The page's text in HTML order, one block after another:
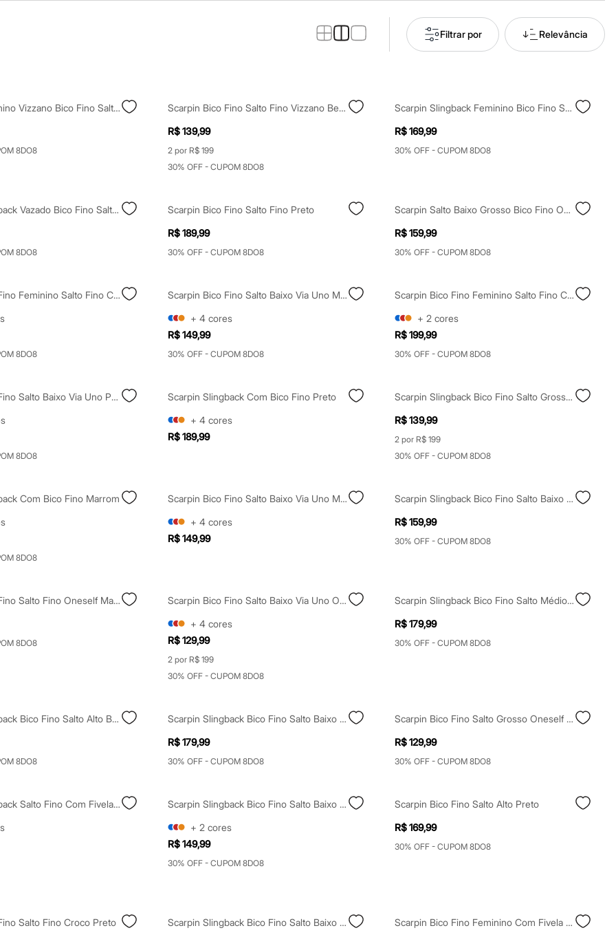
Filtrar por Relevância
Scarpin Feminino Vizzano Bico Fino Salto Médio Preto
8DO8
Scarpin Bico Fino Salto Fino Vizzano Bege
R$ 139,99
2 por R$ 199
30% OFF - CUPOM 8DO8
Scarpin Slingback Feminino Bico Fino Salto Grosso Preto
R$ 169,99
30% OFF - CUPOM 8DO8
Scarpin Slingback Vazado Bico Fino Salto Baixo Marrom
8DO8
Scarpin Bico Fino Salto Fino Preto
R$ 189,99
30% OFF - CUPOM 8DO8
Scarpin Salto Baixo Grosso Bico Fino Oneself Preto
R$ 159,99
30% OFF - CUPOM 8DO8
Scarpin Bico Fino Feminino Salto Fino Com Fivela Bege
8DO8
Scarpin Bico Fino Salto Baixo Via Uno Marrom
+ 4 cores
R$ 149,99
30% OFF - CUPOM 8DO8
Scarpin Bico Fino Feminino Salto Fino Com Fivela Vinho
+ 2 cores
R$ 199,99
30% OFF - CUPOM 8DO8
Scarpin Bico Fino Salto Baixo Via Uno Preto
8DO8
Scarpin Slingback Com Bico Fino Preto
+ 4 cores
R$ 189,99
Scarpin Slingback Bico Fino Salto Grosso Off White
R$ 139,99
2 por R$ 199
30% OFF - CUPOM 8DO8
Com Bico Fino Marrom
8DO8
Scarpin Bico Fino Salto Baixo Via Uno Marrom
+ 4 cores
R$ 149,99
Scarpin Slingback Bico Fino Salto Baixo Marrom
R$ 159,99
30% OFF - CUPOM 8DO8
Scarpin Bico Fino Salto Fino Oneself Marrom
8DO8
Scarpin Bico Fino Salto Baixo Via Uno Off White
+ 4 cores
R$ 129,99
2 por R$ 199
30% OFF - CUPOM 8DO8
Scarpin Slingback Bico Fino Salto Médio Preto
R$ 179,99
30% OFF - CUPOM 8DO8
Scarpin Slingback Bico Fino Salto Alto Bege
8DO8
Scarpin Slingback Bico Fino Salto Baixo Marrom
R$ 179,99
30% OFF - CUPOM 8DO8
Scarpin Bico Fino Salto Grosso Oneself Off White
R$ 129,99
30% OFF - CUPOM 8DO8
Scarpin Slingback Salto Fino Com Fivela Grande Bege
Scarpin Slingback Bico Fino Salto Baixo Preto
+ 2 cores
R$ 149,99
30% OFF - CUPOM 8DO8
Scarpin Bico Fino Salto Alto Preto
R$ 169,99
30% OFF - CUPOM 8DO8
Salto Fino Croco Preto
Scarpin Slingback Bico Fino Salto Baixo Vinho
Scarpin Bico Fino Feminino Com Fivela Oneself Marrom